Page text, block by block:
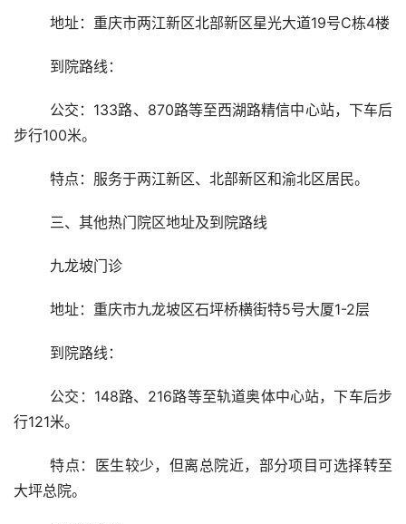
	地址：重庆市两江新区北部新区星光大道19号C栋4楼
	到院路线：
步行100米。
	特点：服务于两江新区、北部新区和渝北区居民。
	三、其他热门院区地址及到院路线
	九龙坡门诊
	地址：重庆市九龙坡区石坪桥横街特5号大厦1-2层
	到院路线：
行121米。
	特点：医生较少，但离总院近，部分项目可选择转至
大坪总院。